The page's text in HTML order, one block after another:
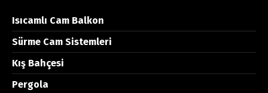
Isıcamlı Cam Balkon
Sürme Cam Sistemleri
Kış Bahçesi
Pergola